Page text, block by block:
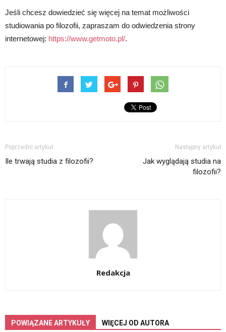
Jeśli chcesz dowiedzieć się więcej na temat możliwości
studiowania po filozofii, zapraszam do odwiedzenia strony
internetowej: https://www.getmoto.pl/.
Poprzedni artykuł
Ile trwają studia z filozofii?
Następny artykuł
Jak wyglądają studia na
filozofii?
Redakcja
POWIĄZANE ARTYKUŁY WIĘCEJ OD AUTORA